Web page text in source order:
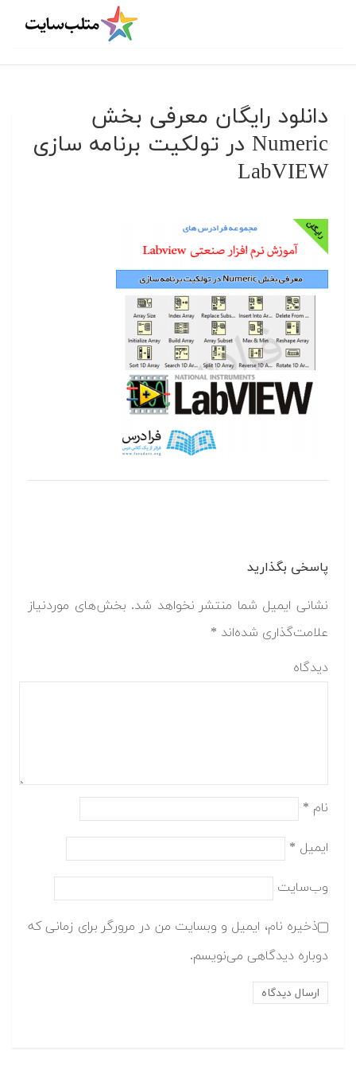
دانلود رایگان معرفی بخش
Numeric در تولکیت برنامه سازی
LabVIEW
پاسخی بگذارید
نشانی ایمیل شما منتشر نخواهد شد. بخش‌های موردنیاز
علامت‌گذاری شده‌اند *
دیدگاه
نام *
ایمیل *
وب‌سایت
ذخیره نام، ایمیل و وبسایت من در مرورگر برای زمانی که
دوباره دیدگاهی می‌نویسم.